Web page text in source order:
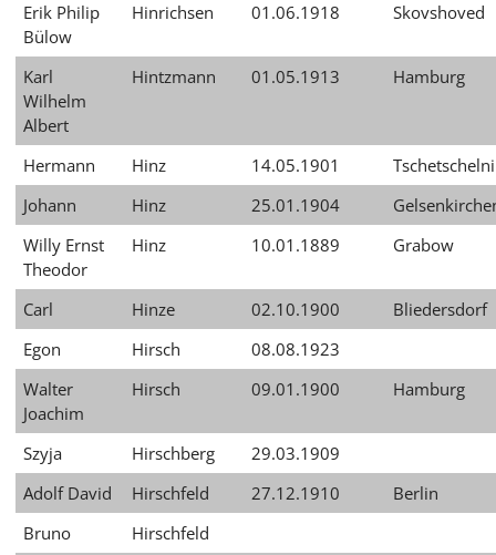
Erik Philip
Bülow
Hinrichsen 01.06.1918 Skovshoved
Karl
Wilhelm
Albert
Hintzmann 01.05.1913 Hamburg
Hermann Hinz 14.05.1901
Johann
Hinz 25.01.1904
Willy Ernst
Theodor
Hinz 10.01.1889 Grabow
Carl Hinze 02.10.1900
Bliedersdorf
Egon
Hirsch
08.08.1923
Walter
Joachim
Hirsch 09.01.1900 Hamburg
Szyja Hirschberg
29.03.1909
Adolf David
Hirschfeld 27.12.1910
Berlin
Bruno
Hirschfeld